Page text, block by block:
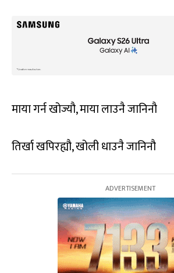
माया गर्न खोज्यौ, माया लाउनै जानिनौ
तिर्खा खपिरह्यौ, खोली धाउनै जानिनौ